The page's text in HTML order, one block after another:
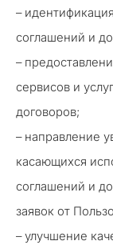
–
соглашений и
–
сервисов и
договоров;
– направление
касающихся
соглашений и
заявок от
– улучшение